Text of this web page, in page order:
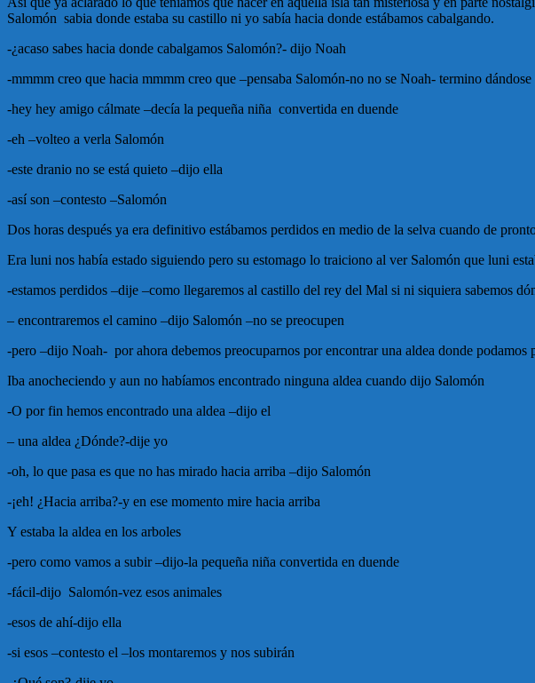
Salomón sabia donde estaba su castillo ni yo sabía hacia donde estábamos cabalgando.
-¿acaso sabes hacia donde cabalgamos Salomón?- dijo Noah
-mmmm creo que hacia mmmm creo que –pensaba Salomón-no no se Noah- termino
-hey hey amigo cálmate –decía la pequeña niña convertida en duende
-eh –volteo a verla Salomón
-este dranio no se está quieto –dijo ella
-así son –contesto –Salomón
Dos horas después ya era definitivo estábamos perdidos en medio de la selva cuando de
Era luni nos había estado siguiendo pero su estomago lo traiciono al ver Salomón que luni
-estamos perdidos –dije –como llegaremos al castillo del rey del Mal si ni siquiera sabemos
– encontraremos el camino –dijo Salomón –no se preocupen
-pero –dijo Noah- por ahora debemos preocuparnos por encontrar una aldea donde podamos
Iba anocheciendo y aun no habíamos encontrado ninguna aldea cuando dijo Salomón
-O por fin hemos encontrado una aldea –dijo el
– una aldea ¿Dónde?-dije yo
-oh, lo que pasa es que no has mirado hacia arriba –dijo Salomón
-¡eh! ¿Hacia arriba?-y en ese momento mire hacia arriba
Y estaba la aldea en los arboles
-pero como vamos a subir –dijo-la pequeña niña convertida en duende
-fácil-dijo Salomón-vez esos animales
-esos de ahí-dijo ella
-si esos –contesto el –los montaremos y nos subirán